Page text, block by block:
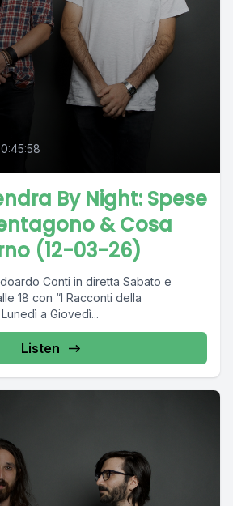
By Night: Spese
& Cosa
(12-03-26)
Conti in diretta Sabato e
18 con “I Racconti della
a Giovedì...
Listen